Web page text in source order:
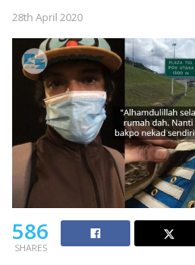
28th April 2020
586
SHARES